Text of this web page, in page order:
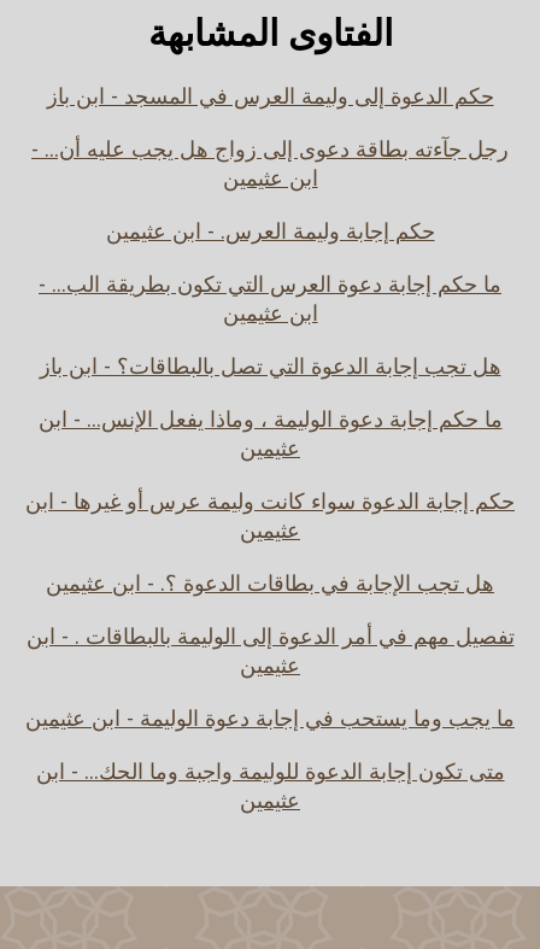
الفتاوى المشابهة
حكم الدعوة إلى وليمة العرس في المسجد - ابن باز
رجل جآءته بطاقة دعوى إلى زواج هل يجب عليه أن... -
ابن عثيمين
حكم إجابة وليمة العرس. - ابن عثيمين
ما حكم إجابة دعوة العرس التي تكون بطريقة الب... -
ابن عثيمين
هل تجب إجابة الدعوة التي تصل بالبطاقات؟ - ابن باز
ما حكم إجابة دعوة الوليمة ، وماذا يفعل الإنس... - ابن
عثيمين
حكم إجابة الدعوة سواء كانت وليمة عرس أو غيرها - ابن
عثيمين
هل تجب الإجابة في بطاقات الدعوة ؟. - ابن عثيمين
تفصيل مهم في أمر الدعوة إلى الوليمة بالبطاقات . - ابن
عثيمين
ما يجب وما يستحب في إجابة دعوة الوليمة - ابن عثيمين
متى تكون إجابة الدعوة للوليمة واجبة وما الحك... - ابن
عثيمين